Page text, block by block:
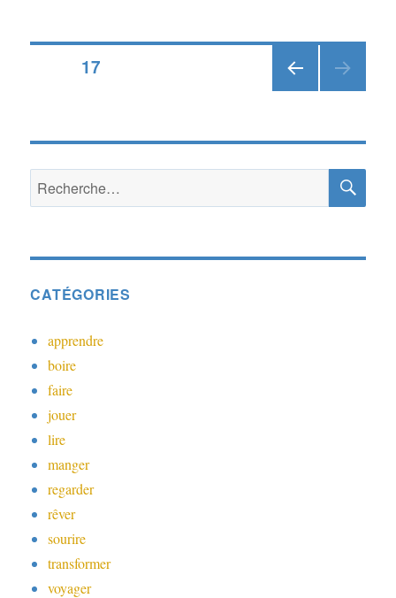
Pagination
publications
ENT
E
17
Recherche
pour :
CATÉGORIES
apprendre
boire
faire
jouer
lire
manger
regarder
rêver
sourire
transformer
voyager